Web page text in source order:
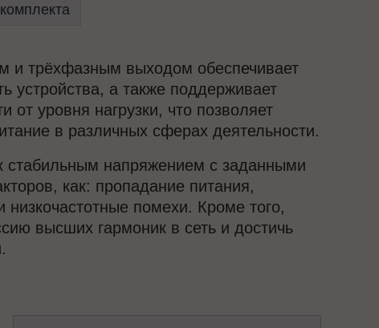
и трёхфазным выходом обеспечивает
устройства, а также поддерживает
уровня нагрузки, что позволяет
в различных сферах деятельности.
стабильным напряжением с заданными
как: пропадание питания,
помехи. Кроме того,
высших гармоник в сеть и достичь